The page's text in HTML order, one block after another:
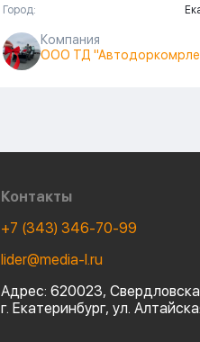
Город:
Компания
ООО ТД
Контакты
+7 (343) 346-70-99
lider@media-l.ru
Адрес: 620023,
г. Екатеринбург, ул.